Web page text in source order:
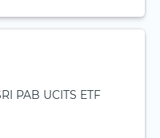
PAB UCITS ETF